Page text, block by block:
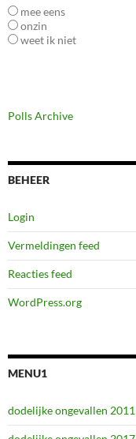
mee eens
onzin
weet ik niet
Polls Archive
BEHEER
Login
Vermeldingen feed
Reacties feed
WordPress.org
MENU1
dodelijke ongevallen 2011